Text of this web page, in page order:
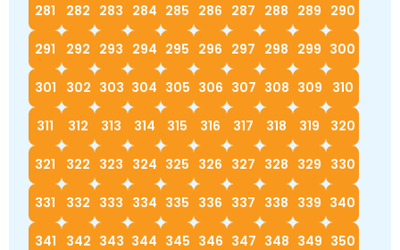
281 282 283 284 285 286 287 288 289 290
291 292 293 294 295 296 297 298 299 300
301 302 303 304 305 306 307 308 309 310
311 312 313 314 315 316 317 318 319 320
321 322 323 324 325 326 327 328 329 330
331 332 333 334 335 336 337 338 339 340
341 342 343 344 345 346 347 348 349 350